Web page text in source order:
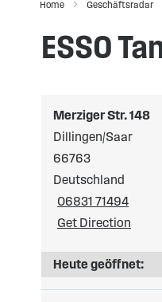
Home Geschäftsradar
ESSO
Merziger Str. 148
Dillingen/Saar
66763
Deutschland
06831 71494
Get Direction
Heute geöffnet: